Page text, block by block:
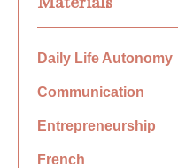
Daily Life Autonomy
Communication
Entrepreneurship
French